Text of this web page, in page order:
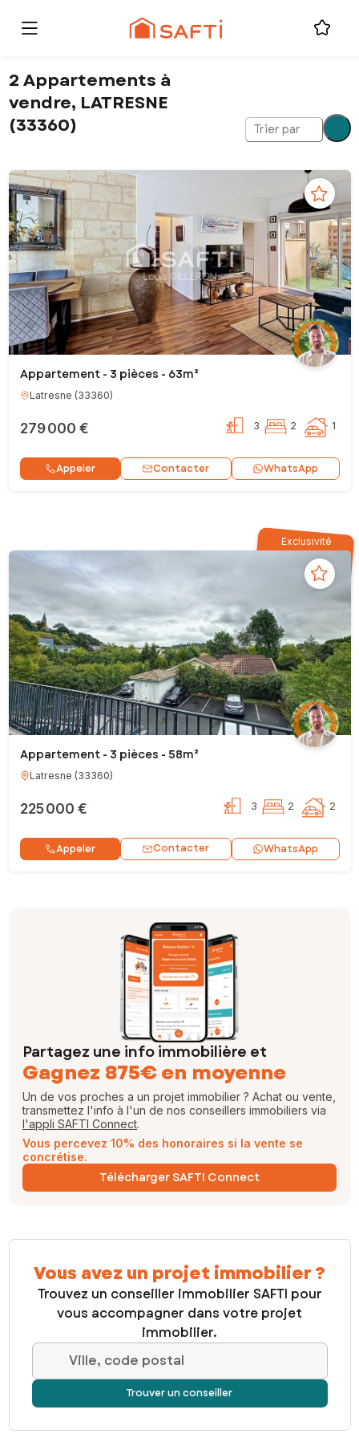
2 Appartements à
vendre, LATRESNE
(33360)
Trier par
Appartement - 3 pièces - 63m²
Latresne (33360)
279 000 € 3 2 1
Appeler Contacter WhatsApp
Exclusivité
Appartement - 3 pièces - 58m²
Latresne (33360)
225 000 € 3 2 2
Appeler Contacter WhatsApp
Partagez une info immobilière et
Gagnez 875€ en moyenne
Un de vos proches a un projet immobilier ? Achat ou vente,
transmettez l'info à l'un de nos conseillers immobiliers via
l'appli SAFTI Connect.
Vous percevez 10% des honoraires si la vente se
concrétise.
Télécharger SAFTI Connect
Vous avez un projet immobilier ?
Trouvez un conseiller immobilier SAFTI pour
vous accompagner dans votre projet
immobilier.
Ville, code postal
Trouver un conseiller